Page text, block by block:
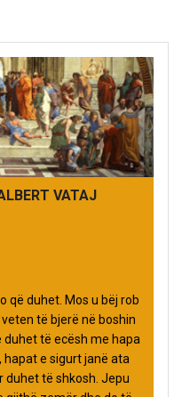
VATAJ
që duhet. Mos u bëj rob
të bjerë në boshin
duhet të ecësh me hapa
e sigurt janë ata
duhet të shkosh. Jepu